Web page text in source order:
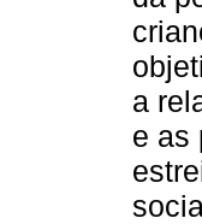
a
e as